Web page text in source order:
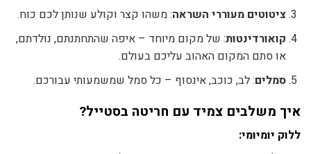
ציטוטים מעוררי השראה: משהו קצר וקולע שנותן לכם כוח.
קואורדינטות: של מקום מיוחד – איפה שהתחתנתם, נולדתם,
או סתם המקום האהוב עליכם בעולם.
סמלים: לב, כוכב, אינסוף – כל סמל שמשמעותי עבורכם.
איך משלבים צמיד עם חריטה בסטייל?
ללוק יומיומי: